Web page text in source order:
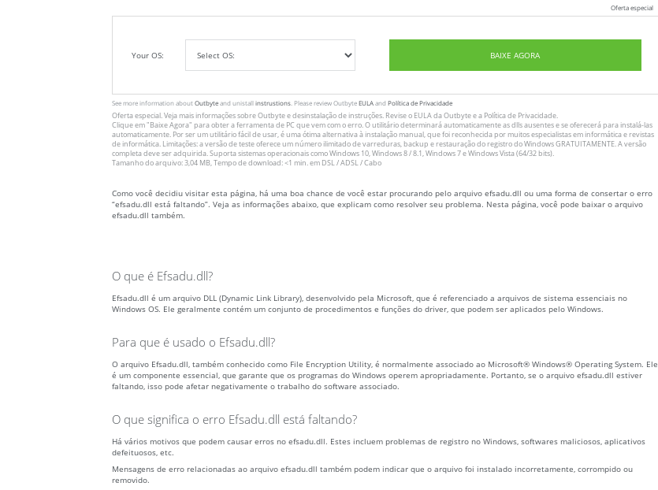
Oferta especial
Your OS: BAIXE AGORA
See more information about Outbyteand unistallinstrustions . Please review OutbyteEULAandPolítica de Privacidade
Oferta especial. Veja mais informações sobreOutbytee desinstalaçãode instruções. Revise o EULAda Outbyte e a Política de Privacidade.
Clique em"Baixe Agora" para obter a ferramenta de PC que vem com o erro. O utilitário determinará automaticamente as dlls ausentes e se oferecerá para instalá-las
automaticamente. Por ser um utilitário fácil de usar, é uma ótima alternativa à instalação manual, que foi reconhecida por muitos especialistas em informática e revistas
de informática. Limitações: a versão de teste oferece um número ilimitado de varreduras, backup e restauração do registro do Windows GRATUITAMENTE. A versão
completa deve ser adquirida. Suporta sistemas operacionais como Windows 10, Windows 8 / 8.1, Windows 7 e Windows Vista (64/32 bits).
Tamanho do arquivo: 3,04 MB, Tempo de download: <1 min. em DSL / ADSL / Cabo
Como você decidiu visitar esta página, há uma boa chance de você estar procurando pelo arquivo efsadu.dll ou uma forma de consertar o erro
“efsadu.dll está faltando”. Veja as informações abaixo, que explicam como resolver seu problema. Nesta página, você pode baixar o arquivo
efsadu.dll também.
O que é Efsadu.dll?
Efsadu.dll é um arquivo DLL (Dynamic Link Library), desenvolvido pela Microsoft, que é referenciado a arquivos de sistema essenciais no
Windows OS. Ele geralmente contém um conjunto de procedimentos e funções do driver, que podem ser aplicados pelo Windows.
Para que é usado o Efsadu.dll?
O arquivo Efsadu.dll, também conhecido como File Encryption Utility, é normalmente associado ao Microsoft® Windows® Operating System. Ele
é um componente essencial, que garante que os programas do Windows operem apropriadamente. Portanto, se o arquivo efsadu.dll estiver
faltando, isso pode afetar negativamente o trabalho do software associado.
O que significa o erro Efsadu.dll está faltando?
Há vários motivos que podem causar erros no efsadu.dll. Estes incluem problemas de registro no Windows, softwares maliciosos, aplicativos
defeituosos, etc.
Mensagens de erro relacionadas ao arquivo efsadu.dll também podem indicar que o arquivo foi instalado incorretamente, corrompido ou
removido.